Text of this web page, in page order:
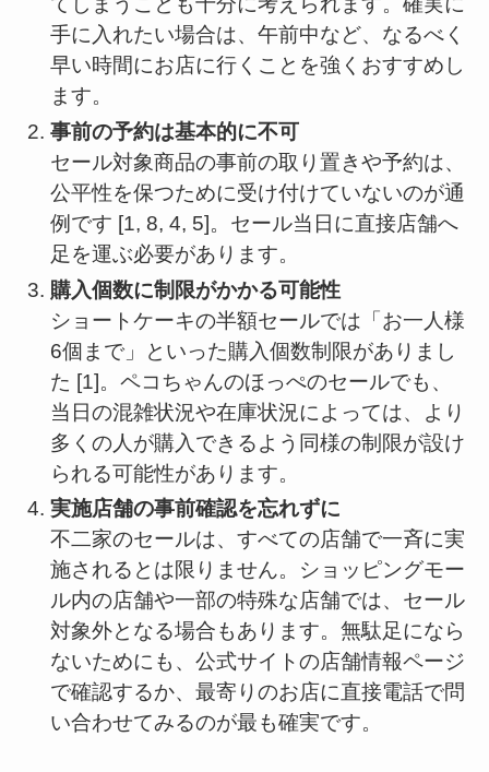
手に入れたい場合は、午前中など、なるべく
早い時間にお店に行くことを強くおすすめし
ます。
事前の予約は基本的に不可
セール対象商品の事前の取り置きや予約は、
公平性を保つために受け付けていないのが通
例です [1, 8, 4, 5]。セール当日に直接店舗へ
足を運ぶ必要があります。
購入個数に制限がかかる可能性
ショートケーキの半額セールでは「お一人様
6個まで」といった購入個数制限がありまし
た [1]。ペコちゃんのほっぺのセールでも、
当日の混雑状況や在庫状況によっては、より
多くの人が購入できるよう同様の制限が設け
られる可能性があります。
実施店舗の事前確認を忘れずに
不二家のセールは、すべての店舗で一斉に実
施されるとは限りません。ショッピングモー
ル内の店舗や一部の特殊な店舗では、セール
対象外となる場合もあります。無駄足になら
ないためにも、公式サイトの店舗情報ページ
で確認するか、最寄りのお店に直接電話で問
い合わせてみるのが最も確実です。